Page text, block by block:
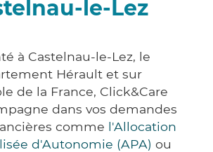
le-Lez
à Castelnau-le-Lez, le
Hérault et sur
de la France, Click&Care
dans vos demandes
comme l'Allocation
d'Autonomie (APA) ou